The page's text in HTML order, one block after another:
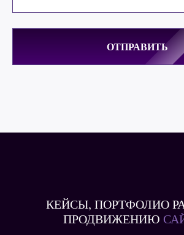
ОТПРАВИТЬ
КЕЙСЫ, ПОРТФОЛИО
ПРОДВИЖЕНИЮ